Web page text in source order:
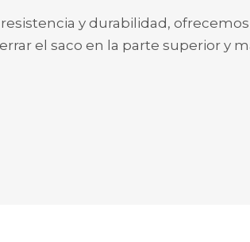
y durabilidad,
el saco en la parte superior y